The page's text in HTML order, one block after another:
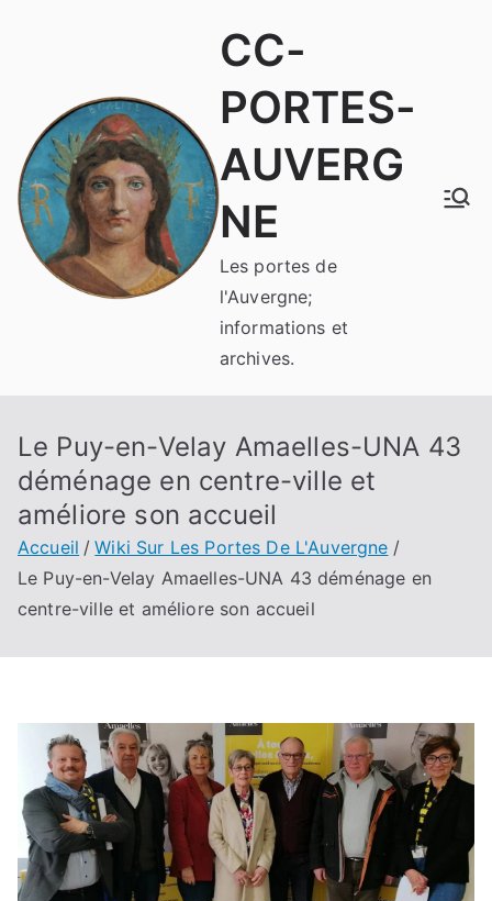
CC-
PORTES-
AUVERG
NE
Les portes de
l'Auvergne;
informations et
archives.
Le Puy-en-Velay Amaelles-UNA 43
déménage en centre-ville et
améliore son accueil
Accueil
Wiki Sur Les Portes De L'Auvergne
Le Puy-en-Velay Amaelles-UNA 43 déménage en
centre-ville et améliore son accueil